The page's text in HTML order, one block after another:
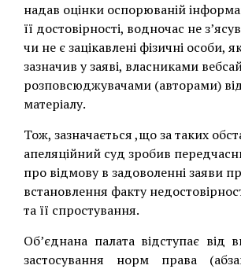
надав оцінки оспорюваній
її достовірності, водночас не
чи не є зацікавлені фізичні особи,
зазначив у заяві, власниками
розповсюджувачами (авторами)
матеріалу.
Тож, зазначається ,що за таких
апеляційний суд зробив
про відмову в задоволенні заяви
встановлення факту
та її спростування.
Об’єднана палата відступає від
застосування норм права